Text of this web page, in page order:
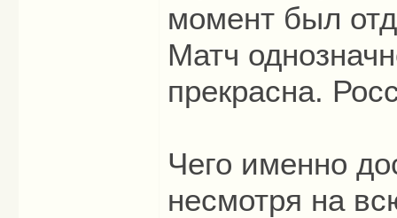
момент был
Матч
прекрасна.
Чего именно
несмотря на